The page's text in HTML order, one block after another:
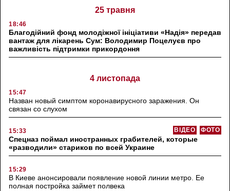
25 травня
18:46
Благодійний фонд молодіжної ініціативи «Надія» передав
вантаж для лікарень Сум: Володимир Поцелуєв про
важливість підтримки прикордоння
4 листопада
15:47
Назван новый симптом коронавирусного заражения. Он
связан со слухом
15:33 ФОТО
ВІДЕО
Спецназ поймал иностранных грабителей, которые
«разводили» стариков по всей Украине
15:29
В Киеве анонсировали появление новой линии метро. Ее
полная постройка займет полвека